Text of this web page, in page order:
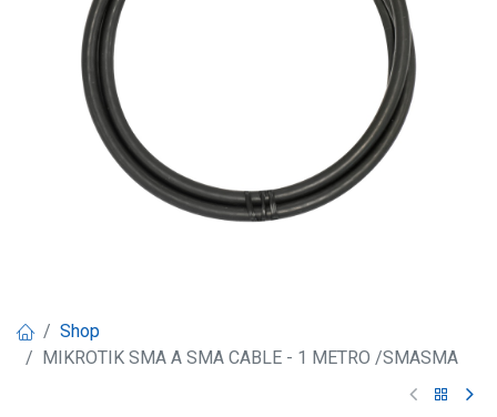
Shop
MIKROTIK SMA A SMA CABLE - 1 METRO /SMASMA